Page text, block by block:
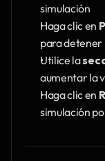
simulación
Haga clic en
para
Utilice la
aumentar la
Haga clic en
simulación